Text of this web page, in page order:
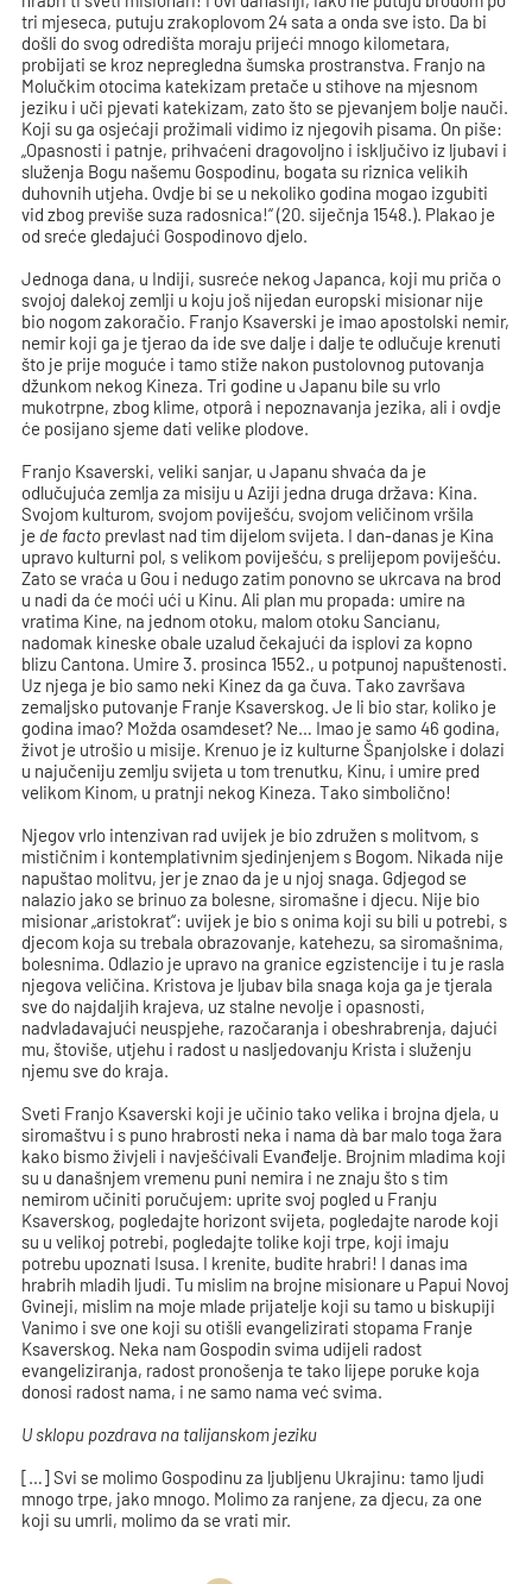
tri mjeseca, putuju zrakoplovom 24 sata a onda sve isto. Da bi
došli do svog odredišta moraju prijeći mnogo kilometara,
probijati se kroz nepregledna šumska prostranstva. Franjo na
Molučkim otocima katekizam pretače u stihove na mjesnom
jeziku i uči pjevati katekizam, zato što se pjevanjem bolje nauči.
Koji su ga osjećaji prožimali vidimo iz njegovih pisama. On piše:
„Opasnosti i patnje, prihvaćeni dragovoljno i isključivo iz ljubavi i
služenja Bogu našemu Gospodinu, bogata su riznica velikih
duhovnih utjeha. Ovdje bi se u nekoliko godina mogao izgubiti
vid zbog previše suza radosnica!“ (20. siječnja 1548.). Plakao je
od sreće gledajući Gospodinovo djelo.
Jednoga dana, u Indiji, susreće nekog Japanca, koji mu priča o
svojoj dalekoj zemlji u koju još nijedan europski misionar nije
bio nogom zakoračio. Franjo Ksaverski je imao apostolski nemir,
nemir koji ga je tjerao da ide sve dalje i dalje te odlučuje krenuti
što je prije moguće i tamo stiže nakon pustolovnog putovanja
džunkom nekog Kineza. Tri godine u Japanu bile su vrlo
mukotrpne, zbog klime, otporâ i nepoznavanja jezika, ali i ovdje
će posijano sjeme dati velike plodove.
Franjo Ksaverski, veliki sanjar, u Japanu shvaća da je
odlučujuća zemlja za misiju u Aziji jedna druga država: Kina.
Svojom kulturom, svojom poviješću, svojom veličinom vršila
je de facto prevlast nad tim dijelom svijeta. I dan-danas je Kina
upravo kulturni pol, s velikom poviješću, s prelijepom poviješću.
Zato se vraća u Gou i nedugo zatim ponovno se ukrcava na brod
u nadi da će moći ući u Kinu. Ali plan mu propada: umire na
vratima Kine, na jednom otoku, malom otoku Sancianu,
nadomak kineske obale uzalud čekajući da isplovi za kopno
blizu Cantona. Umire 3. prosinca 1552., u potpunoj napuštenosti.
Uz njega je bio samo neki Kinez da ga čuva. Tako završava
zemaljsko putovanje Franje Ksaverskog. Je li bio star, koliko je
godina imao? Možda osamdeset? Ne… Imao je samo 46 godina,
život je utrošio u misije. Krenuo je iz kulturne Španjolske i dolazi
u najučeniju zemlju svijeta u tom trenutku, Kinu, i umire pred
velikom Kinom, u pratnji nekog Kineza. Tako simbolično!
Njegov vrlo intenzivan rad uvijek je bio združen s molitvom, s
mističnim i kontemplativnim sjedinjenjem s Bogom. Nikada nije
napuštao molitvu, jer je znao da je u njoj snaga. Gdjegod se
nalazio jako se brinuo za bolesne, siromašne i djecu. Nije bio
misionar „aristokrat“: uvijek je bio s onima koji su bili u potrebi, s
djecom koja su trebala obrazovanje, katehezu, sa siromašnima,
bolesnima. Odlazio je upravo na granice egzistencije i tu je rasla
njegova veličina. Kristova je ljubav bila snaga koja ga je tjerala
sve do najdaljih krajeva, uz stalne nevolje i opasnosti,
nadvladavajući neuspjehe, razočaranja i obeshrabrenja, dajući
mu, štoviše, utjehu i radost u nasljedovanju Krista i služenju
njemu sve do kraja.
Sveti Franjo Ksaverski koji je učinio tako velika i brojna djela, u
siromaštvu i s puno hrabrosti neka i nama dà bar malo toga žara
kako bismo živjeli i navješćivali Evanđelje. Brojnim mladima koji
su u današnjem vremenu puni nemira i ne znaju što s tim
nemirom učiniti poručujem: uprite svoj pogled u Franju
Ksaverskog, pogledajte horizont svijeta, pogledajte narode koji
su u velikoj potrebi, pogledajte tolike koji trpe, koji imaju
potrebu upoznati Isusa. I krenite, budite hrabri! I danas ima
hrabrih mladih ljudi. Tu mislim na brojne misionare u Papui Novoj
Gvineji, mislim na moje mlade prijatelje koji su tamo u biskupiji
Vanimo i sve one koji su otišli evangelizirati stopama Franje
Ksaverskog. Neka nam Gospodin svima udijeli radost
evangeliziranja, radost pronošenja te tako lijepe poruke koja
donosi radost nama, i ne samo nama već svima.
U sklopu pozdrava na talijanskom jeziku
[…] Svi se molimo Gospodinu za ljubljenu Ukrajinu: tamo ljudi
mnogo trpe, jako mnogo. Molimo za ranjene, za djecu, za one
koji su umrli, molimo da se vrati mir.